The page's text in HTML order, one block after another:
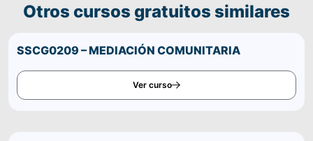
Otros cursos gratuitos similares
SSCG0209 – MEDIACIÓN COMUNITARIA
Ver curso